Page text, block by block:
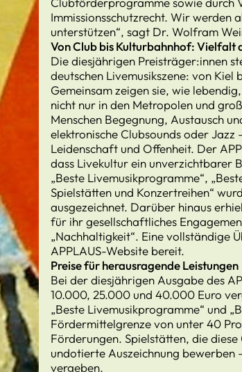
Immissionsschutzrecht. Wir
unterstützen“, sagt Dr. Wolfram
Von Club bis Kulturbahnhof: Vielfalt
Die diesjährigen Preisträger:innen
deutschen Livemusikszene: von Kiel
Gemeinsam zeigen sie, wie
nicht nur in den Metropolen und
Menschen Begegnung, Austausch
elektronische Clubsounds oder
Leidenschaft und Offenheit. Der
dass Livekultur ein unverzichtbarer
„Beste Livemusikprogramme“,
Spielstätten und Konzertreihen“
ausgezeichnet. Darüber hinaus
für ihr gesellschaftliches
„Nachhaltigkeit“. Eine vollständige
APPLAUS-Website bereit.
Preise für herausragende Leistungen
Bei der diesjährigen Ausgabe des
10.000, 25.000 und 40.000 Euro
„Beste Livemusikprogramme“ und
Fördermittelgrenze von unter 40
Förderungen. Spielstätten, die
undotierte Auszeichnung bewerben
vergeben.